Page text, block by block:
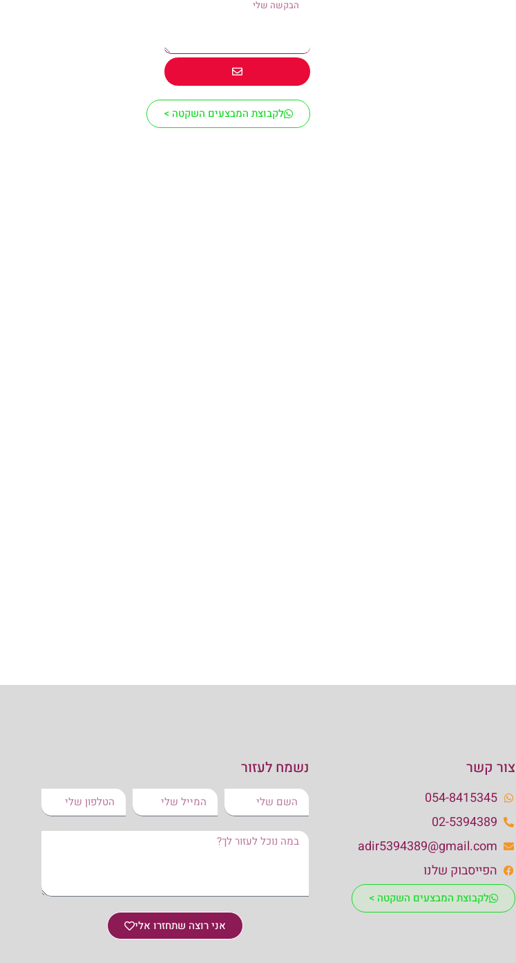
לקבוצת המבצעים השקטה >
צור קשר
054-8415345
02-5394389
adir5394389@gmail.com
הפייסבוק שלנו
לקבוצת המבצעים השקטה >
נשמח לעזור
אני רוצה שתחזרו אלי